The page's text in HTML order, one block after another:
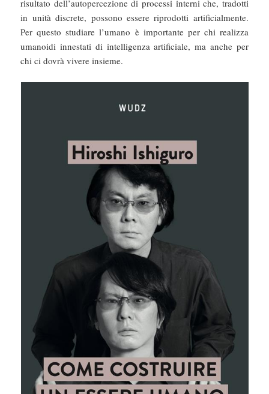
risultato dell’autopercezione di processi interni che, tradotti
in unità discrete, possono essere riprodotti artificialmente.
Per questo studiare l’umano è importante per chi realizza
umanoidi innestati di intelligenza artificiale, ma anche per
chi ci dovrà vivere insieme.